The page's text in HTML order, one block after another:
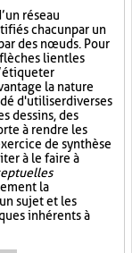
réseau
chacun par un
des nœuds. Pour
lient les
la nature
d'utiliser diverses
dessins, des
à rendre les
de synthèse
à le faire à
la
sujet et les
inhérents à